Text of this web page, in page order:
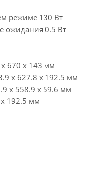
режиме 130 Вт
ожидания 0.5 Вт
670 x 143 мм
x 627.8 x 192.5 мм
x 558.9 x 59.6 мм
x 192.5 мм